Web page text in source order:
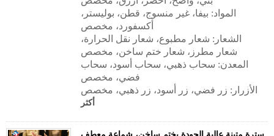
المواد: بيفا، غير منسوج، قطن، بوليستر،
أكسفورد، مخصص
الشعار: شعار مطبوع، شعار نقل الحرارة،
شعار مطرز، شعار ختم ساخن، مخصص
المعدن: سحاب ذهبي، سحاب أسود، سحاب
فضي، مخصص
الأزرار: زر فضي، زر أسود، زر ذهبي، مخصص
أكثر